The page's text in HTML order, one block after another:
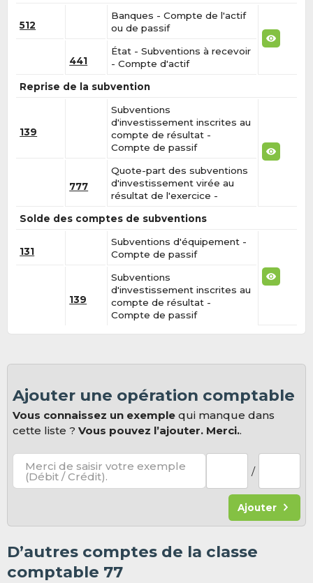
512
Banques - Compte de l'actif
ou de passif
441
État - Subventions à recevoir
- Compte d'actif
Reprise de la subvention
139
Subventions
d'investissement inscrites au
compte de résultat -
Compte de passif
777
Quote-part des subventions
d'investissement virée au
résultat de l'exercice -
Solde des comptes de subventions
131
Subventions d'équipement -
Compte de passif
139
Subventions
d'investissement inscrites au
compte de résultat -
Compte de passif
Ajouter une opération comptable
Vous connaissez un exemple qui manque dans
cette liste ?Vous pouvez l’ajouter. Merci..
Merci de saisir votre exemple
(Débit / Crédit). /
Ajouter
D’autres comptes de la classe
comptable 77